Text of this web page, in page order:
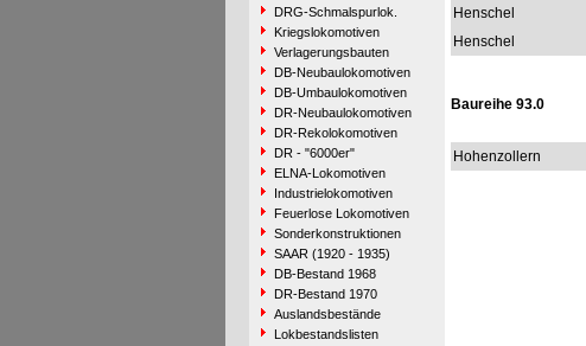
DRG-Schmalspurlok.
Kriegslokomotiven
Verlagerungsbauten
DB-Neubaulokomotiven
DB-Umbaulokomotiven
DR-Neubaulokomotiven
DR-Rekolokomotiven
DR - "6000er"
ELNA-Lokomotiven
Industrielokomotiven
Feuerlose Lokomotiven
Sonderkonstruktionen
SAAR (1920 - 1935)
DB-Bestand 1968
DR-Bestand 1970
Auslandsbestände
Lokbestandslisten
Henschel
Henschel
Baureihe 93.0
Hohenzollern